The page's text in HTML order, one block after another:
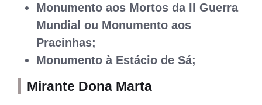
Monumento aos Mortos da II Guerra
Mundial ou Monumento aos
Pracinhas;
Monumento à Estácio de Sá;
Mirante Dona Marta